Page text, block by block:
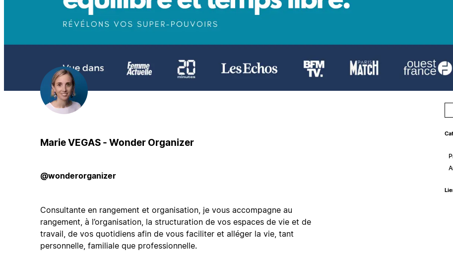
Marie VEGAS - Wonder Organizer
@wonderorganizer
Consultante en rangement et organisation, je vous accompagne au
rangement, à l’organisation, la structuration de vos espaces de vie et de
travail, de vos quotidiens afin de vous faciliter et alléger la vie, tant
personnelle, familiale que professionnelle.